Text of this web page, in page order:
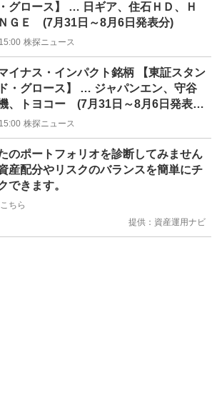
グロース】 … 日ギア、住石ＨＤ、Ｈ
ＧＥ (7月31日～8月6日発表分)
株探ニュース
イナス・インパクト銘柄 【東証スタン
・グロース】 … ジャパンエン、守谷
、トヨコー (7月31日～8月6日発表
株探ニュース
のポートフォリオを診断してみません
産配分やリスクのバランスを簡単にチ
できます。
ちら
提供：資産運用ナビ